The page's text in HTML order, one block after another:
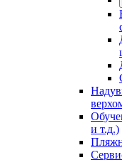
и т.д.)